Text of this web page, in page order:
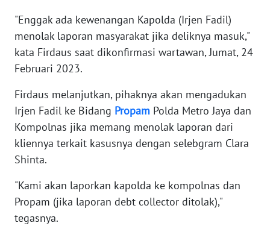
"Enggak ada kewenangan Kapolda (Irjen Fadil)
menolak laporan masyarakat jika deliknya masuk,"
kata Firdaus saat dikonfirmasi wartawan, Jumat, 24
Februari 2023.
Firdaus melanjutkan, pihaknya akan mengadukan
Irjen Fadil ke Bidang Propam Polda Metro Jaya dan
Kompolnas jika memang menolak laporan dari
kliennya terkait kasusnya dengan selebgram Clara
Shinta.
"Kami akan laporkan kapolda ke kompolnas dan
Propam (jika laporan debt collector ditolak),"
tegasnya.
PEDOMAN
MEDIA
SIBER
REDAKSI
KARIR
DISCLAIMER
Wahana
News
Regional